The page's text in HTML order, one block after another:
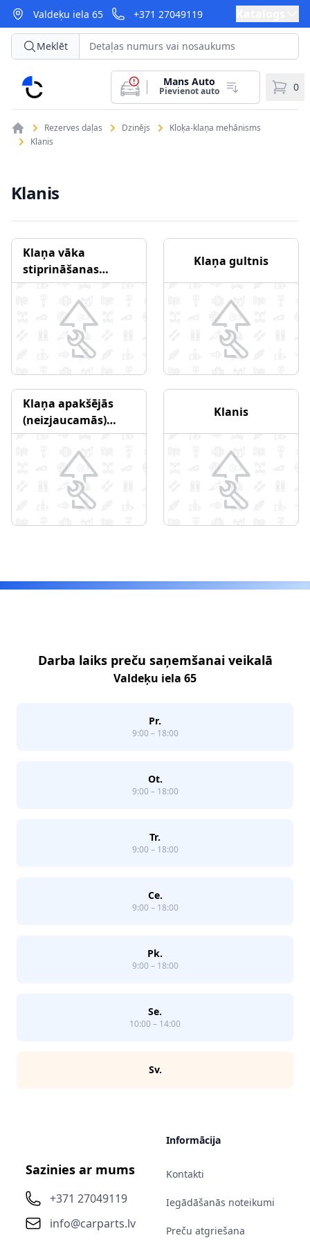
Valdeķu iela 65 +371 27049119
CarParts
Meklēt
Mans Auto
Pievienot auto 0
Rezerves daļas Dzinējs
Kloķa-klaņa mehānisms
Klanis
Klanis
Klaņa vāka
stiprināšanas
skrūve/-uzgrieznis
Klaņa gultnis
Klaņa apakšējās
(neizjaucamās)
galvas bukse
Klanis
Darba laiks preču saņemšanai veikalā
Valdeķu iela 65
Pr.
9:00 – 18:00
Ot.
9:00 – 18:00
Tr.
9:00 – 18:00
Ce.
9:00 – 18:00
Pk.
9:00 – 18:00
Se.
10:00 – 14:00
Sv.
Sazinies ar mums
+371 27049119
info@carparts.lv
Informācija
Kontakti
Iegādāšanās noteikumi
Preču atgriešana